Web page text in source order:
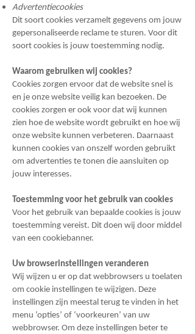
Advertentiecookies
Dit soort cookies verzamelt gegevens om jouw
gepersonaliseerde reclame te sturen. Voor dit
soort cookies is jouw toestemming nodig.
Waarom gebruiken wij cookies?
Cookies zorgen ervoor dat de website snel is
en je onze website veilig kan bezoeken. De
cookies zorgen er ook voor dat wij kunnen
zien hoe de website wordt gebruikt en hoe wij
onze website kunnen verbeteren. Daarnaast
kunnen cookies van onszelf worden gebruikt
om advertenties te tonen die aansluiten op
jouw interesses.
Toestemming voor het gebruik van cookies
Voor het gebruik van bepaalde cookies is jouw
toestemming vereist. Dit doen wij door middel
van een cookiebanner.
Uw browserinstellingen veranderen
Wij wijzen u er op dat webbrowsers u toelaten
om cookie instellingen te wijzigen. Deze
instellingen zijn meestal terug te vinden in het
menu ‘opties’ of ‘voorkeuren’ van uw
webbrowser. Om deze instellingen beter te